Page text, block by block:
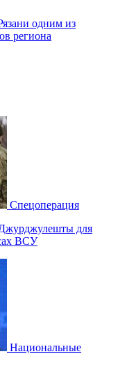
одним из
региона
Спецоперация
для
ВСУ
Национальные